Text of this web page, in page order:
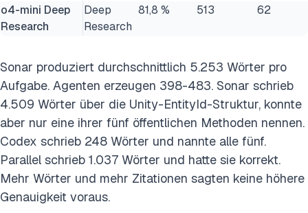
o4-mini Deep
Research
Deep
Research
81,8 % 513 62
Sonar produziert durchschnittlich 5.253 Wörter pro
Aufgabe. Agenten erzeugen 398-483. Sonar schrieb
4.509 Wörter über die Unity-EntityId-Struktur, konnte
aber nur eine ihrer fünf öffentlichen Methoden nennen.
Codex schrieb 248 Wörter und nannte alle fünf.
Parallel schrieb 1.037 Wörter und hatte sie korrekt.
Mehr Wörter und mehr Zitationen sagten keine höhere
Genauigkeit voraus.